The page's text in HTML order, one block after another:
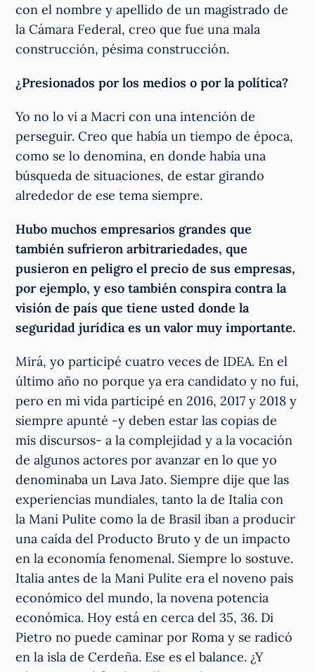
con el nombre y apellido de un magistrado de
la Cámara Federal, creo que fue una mala
construcción, pésima construcción.
¿Presionados por los medios o por la política?
Yo no lo vi a Macri con una intención de
perseguir. Creo que había un tiempo de época,
como se lo denomina, en donde había una
búsqueda de situaciones, de estar girando
alrededor de ese tema siempre.
Hubo muchos empresarios grandes que
también sufrieron arbitrariedades, que
pusieron en peligro el precio de sus empresas,
por ejemplo, y eso también conspira contra la
visión de país que tiene usted donde la
seguridad jurídica es un valor muy importante.
Mirá, yo participé cuatro veces de IDEA. En el
último año no porque ya era candidato y no fui,
pero en mi vida participé en 2016, 2017 y 2018 y
siempre apunté -y deben estar las copias de
mis discursos- a la complejidad y a la vocación
de algunos actores por avanzar en lo que yo
denominaba un Lava Jato. Siempre dije que las
experiencias mundiales, tanto la de Italia con
la Mani Pulite como la de Brasil iban a producir
una caída del Producto Bruto y de un impacto
en la economía fenomenal. Siempre lo sostuve.
Italia antes de la Mani Pulite era el noveno país
económico del mundo, la novena potencia
económica. Hoy está en cerca del 35, 36. Di
Pietro no puede caminar por Roma y se radicó
en la isla de Cerdeña. Ese es el balance. ¿Y